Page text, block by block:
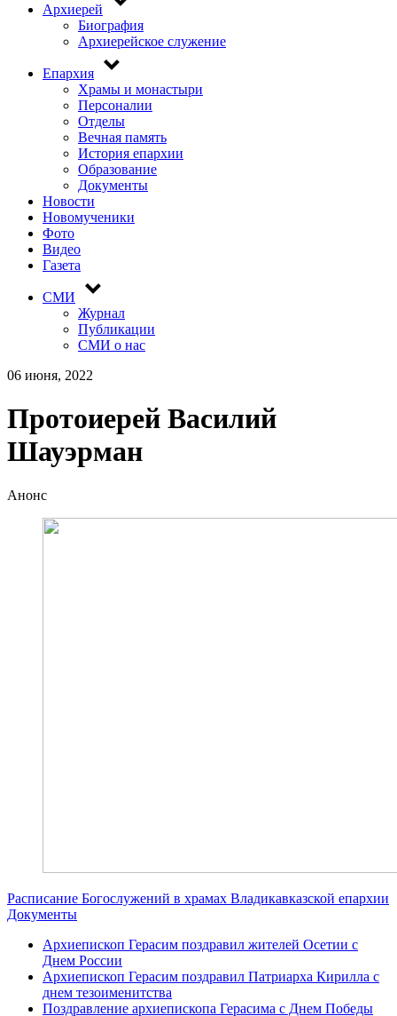
Архиерей
Биография
Архиерейское служение
Епархия
Храмы и монастыри
Персоналии
Отделы
Вечная память
История епархии
Образование
Документы
Новости
Новомученики
Фото
Видео
Газета
СМИ
Журнал
Публикации
СМИ о нас
06 июня, 2022
Протоиерей Василий
Шауэрман
Анонс
Расписание Богослужений в храмах Владикавказской епархии
Документы
Архиепископ Герасим поздравил жителей Осетии с
Днем России
Архиепископ Герасим поздравил Патриарха Кирилла с
днем тезоименитства
Поздравление архиепископа Герасима с Днем Победы